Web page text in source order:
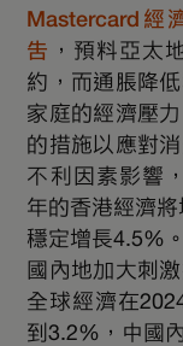
Mastercard經
告 ，預料亞太
約，而通脹降
家庭的經濟壓
的措施以應對
不利因素影響
年的香港經濟
穩定增長4.5%
國內地加大刺
全球經濟在
到3.2%，中國